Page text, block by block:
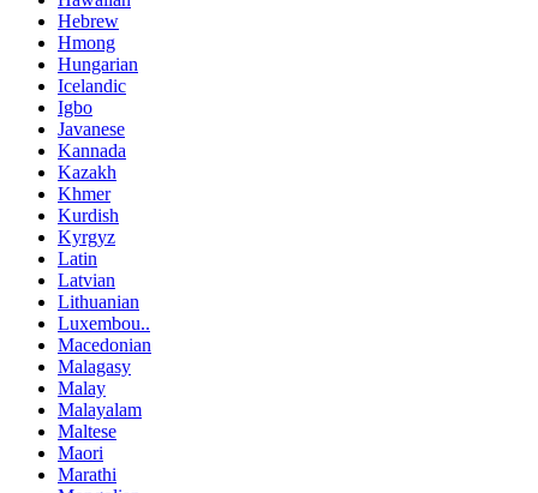
Hebrew
Hmong
Hungarian
Icelandic
Igbo
Javanese
Kannada
Kazakh
Khmer
Kurdish
Kyrgyz
Latin
Latvian
Lithuanian
Luxembou..
Macedonian
Malagasy
Malay
Malayalam
Maltese
Maori
Marathi